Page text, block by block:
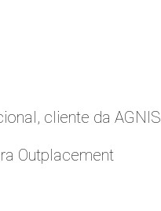
cliente da AGNIS
Outplacement